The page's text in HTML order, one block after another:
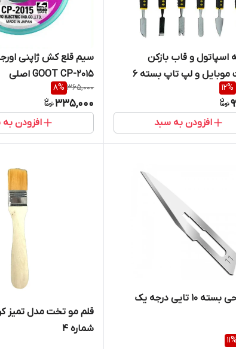
اسپاتول و قاب بازکن
تعمیرات موبایل و لپ تاپ بسته 6
12%
افزودن به سبد
سیم قلع کش ژاپنی
GOOT CP-2015 اصلی
365,000
8%
335,000
افزودن
۱۰ تایی درجه یک
11%
قلم مو تخت مدل تمیز
شماره 4